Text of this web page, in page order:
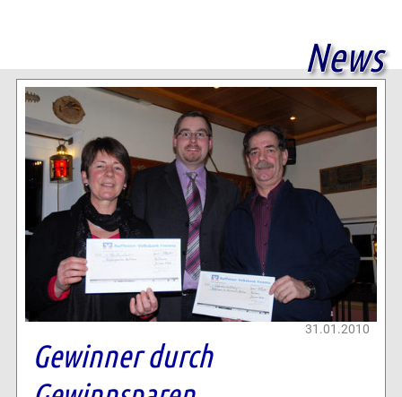
News
31.01.2010
Gewinner durch